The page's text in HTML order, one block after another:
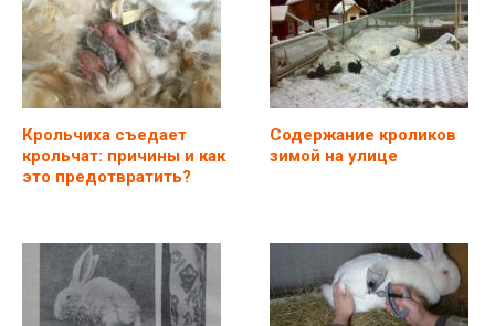
Крольчиха съедает
крольчат: причины и как
это предотвратить?
Содержание кроликов
зимой на улице